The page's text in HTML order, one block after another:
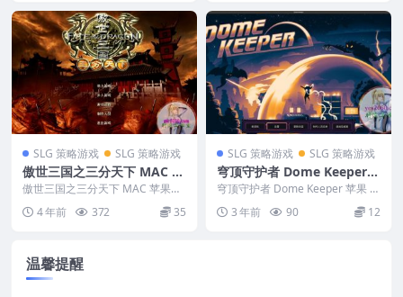
SLG 策略游戏 SLG 策略游戏
傲世三国之三分天下 MAC 苹
果电脑游戏 简体中文版 支援
10.13 10.14 10.15 11 12 适
用于APPLE CPU
傲世三国之三分天下 MAC 苹果电
脑游戏 简体中文版 支援10.13 10.
14...4 年前 372 35
SLG 策略游戏 SLG 策略游戏
穹顶守护者 Dome Keeper
苹果 MAC电脑游戏 原生中文
版
穹顶守护者 Dome Keeper 苹果 M
3 年前 90 12
温馨提醒